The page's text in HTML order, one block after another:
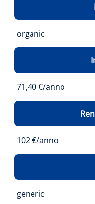
organic
71,40 €/anno
102 €/anno
generic